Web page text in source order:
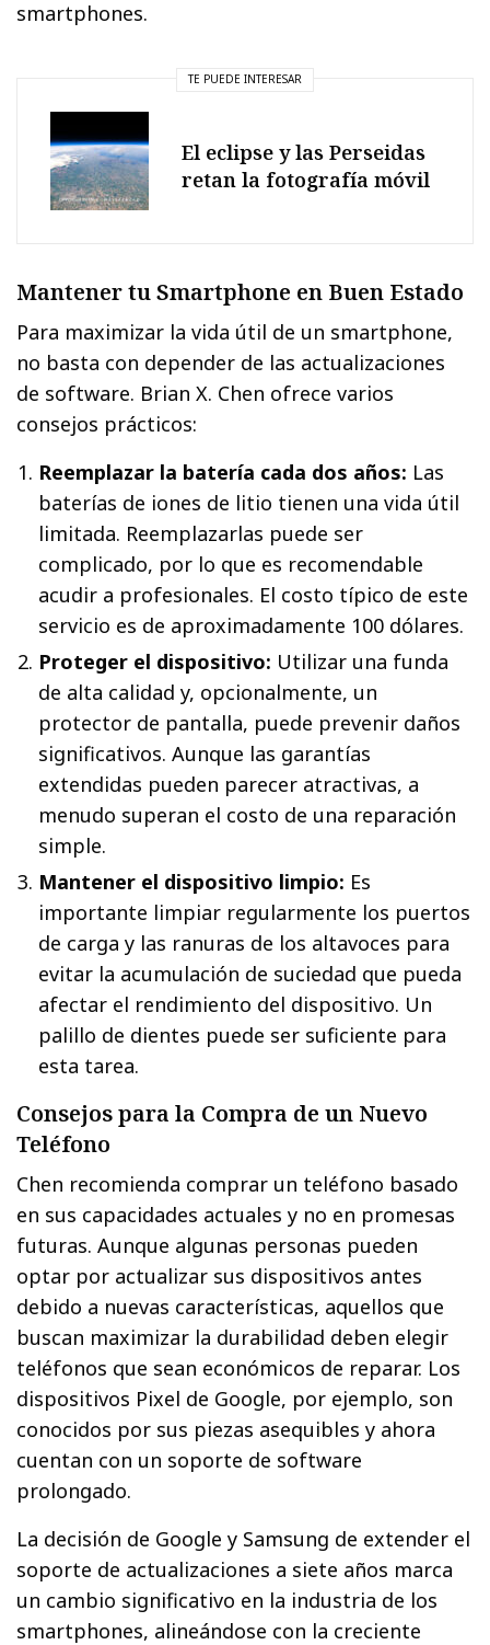
smartphones.
TE PUEDE INTERESAR
El eclipse y las Perseidas
retan la fotografía móvil
Mantener tu Smartphone en Buen Estado
Para maximizar la vida útil de un smartphone,
no basta con depender de las actualizaciones
de software. Brian X. Chen ofrece varios
consejos prácticos:
Reemplazar la batería cada dos años: Las
baterías de iones de litio tienen una vida útil
limitada. Reemplazarlas puede ser
complicado, por lo que es recomendable
acudir a profesionales. El costo típico de este
servicio es de aproximadamente 100 dólares.
Proteger el dispositivo: Utilizar una funda
de alta calidad y, opcionalmente, un
protector de pantalla, puede prevenir daños
significativos. Aunque las garantías
extendidas pueden parecer atractivas, a
menudo superan el costo de una reparación
simple.
Mantener el dispositivo limpio: Es
importante limpiar regularmente los puertos
de carga y las ranuras de los altavoces para
evitar la acumulación de suciedad que pueda
afectar el rendimiento del dispositivo. Un
palillo de dientes puede ser suficiente para
esta tarea.
Consejos para la Compra de un Nuevo
Teléfono
Chen recomienda comprar un teléfono basado
en sus capacidades actuales y no en promesas
futuras. Aunque algunas personas pueden
optar por actualizar sus dispositivos antes
debido a nuevas características, aquellos que
buscan maximizar la durabilidad deben elegir
teléfonos que sean económicos de reparar. Los
dispositivos Pixel de Google, por ejemplo, son
conocidos por sus piezas asequibles y ahora
cuentan con un soporte de software
prolongado.
La decisión de Google y Samsung de extender el
soporte de actualizaciones a siete años marca
un cambio significativo en la industria de los
smartphones, alineándose con la creciente